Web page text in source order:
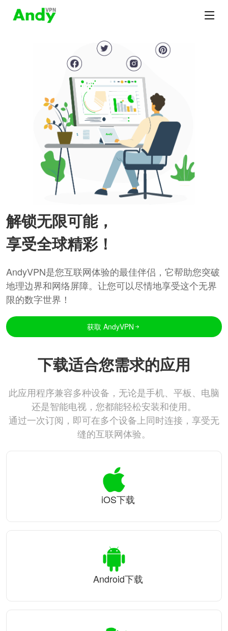
解锁无限可能，
享受全球精彩！
AndyVPN是您互联网体验的最佳伴侣，它帮助您突破
地理边界和网络屏障。让您可以尽情地享受这个无界
限的数字世界！
获取 AndyVPN
下载适合您需求的应用
此应用程序兼容多种设备，无论是手机、平板、电脑
还是智能电视，您都能轻松安装和使用。
通过一次订阅，即可在多个设备上同时连接，享受无
缝的互联网体验。
iOS下载
Android下载